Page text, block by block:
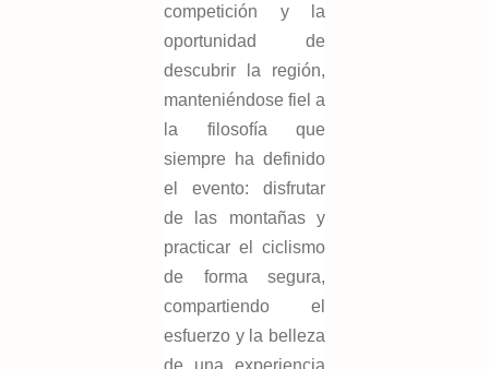
competición y la
oportunidad de
descubrir la región,
manteniéndose fiel a
la filosofía que
siempre ha definido
el evento: disfrutar
de las montañas y
practicar el ciclismo
de forma segura,
compartiendo el
esfuerzo y la belleza
de una experiencia